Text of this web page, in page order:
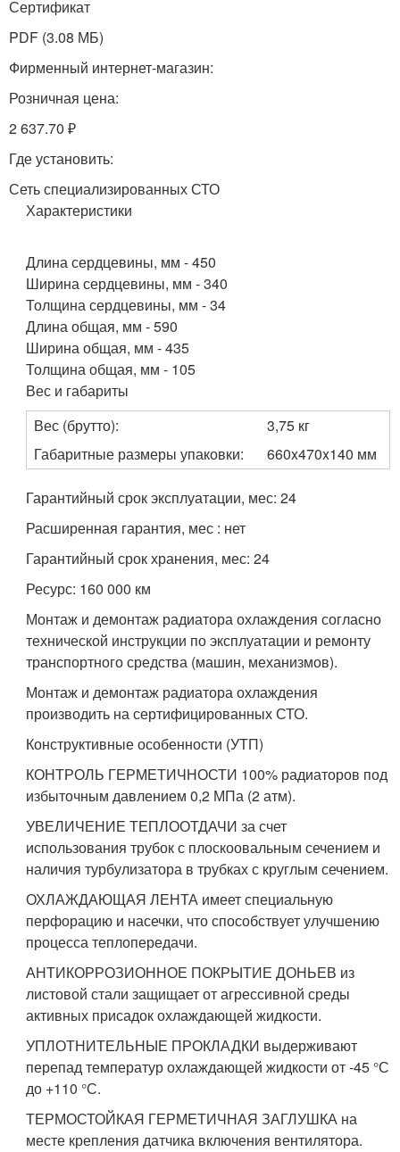
Сертификат
PDF (3.08 МБ)
Фирменный интернет-магазин:
Розничная цена:
2 637.70 ₽
Где установить:
Сеть специализированных СТО
Характеристики
Длина сердцевины, мм - 450
Ширина сердцевины, мм - 340
Толщина сердцевины, мм - 34
Длина общая, мм - 590
Ширина общая, мм - 435
Толщина общая, мм - 105
Вес и габариты
Вес (брутто):
3,75 кг
Габаритные размеры упаковки:
660x470x140 мм
Гарантийный срок эксплуатации, мес: 24
Расширенная гарантия, мес : нет
Гарантийный срок хранения, мес: 24
Ресурс: 160 000 км
Монтаж и демонтаж радиатора охлаждения согласно
технической инструкции по эксплуатации и ремонту
транспортного средства (машин, механизмов).
Монтаж и демонтаж радиатора охлаждения
производить на сертифицированных СТО.
Конструктивные особенности (УТП)
КОНТРОЛЬ ГЕРМЕТИЧНОСТИ 100% радиаторов под
избыточным давлением 0,2 МПа (2 атм).
УВЕЛИЧЕНИЕ ТЕПЛООТДАЧИ за счет
использования трубок с плоскоовальным сечением и
наличия турбулизатора в трубках с круглым сечением.
ОХЛАЖДАЮЩАЯ ЛЕНТА имеет специальную
перфорацию и насечки, что способствует улучшению
процесса теплопередачи.
АНТИКОРРОЗИОННОЕ ПОКРЫТИЕ ДОНЬЕВ из
листовой стали защищает от агрессивной среды
активных присадок охлаждающей жидкости.
УПЛОТНИТЕЛЬНЫЕ ПРОКЛАДКИ выдерживают
перепад температур охлаждающей жидкости от -45 °С
до +110 °С.
ТЕРМОСТОЙКАЯ ГЕРМЕТИЧНАЯ ЗАГЛУШКА на
месте крепления датчика включения вентилятора.